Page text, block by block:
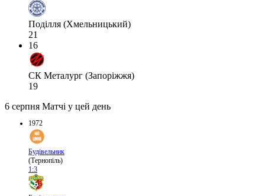
Поділля (Хмельницький)
21
16
СК Металург (Запоріжжя)
19
6 серпня Матчі у цей день
1972
Будівельник
(Тернопіль)
1:3